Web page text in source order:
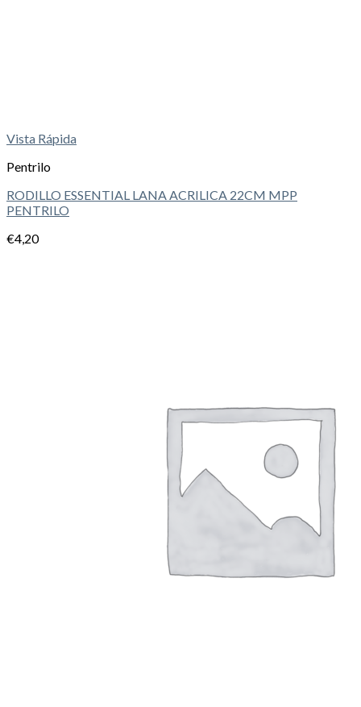
Vista Rápida
Pentrilo
RODILLO ESSENTIAL LANA ACRILICA 22CM MPP
PENTRILO
€4,20